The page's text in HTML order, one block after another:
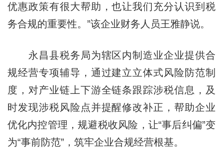
优惠政策有很大帮助，也让我们充分认识到税
务合规的重要性。”该企业财务人员王雅静说。
永昌县税务局为辖区内制造业企业提供合
规经营专项辅导，通过建立立体式风险防范制
度，对产业链上下游全链条跟踪涉税信息，及
时发现涉税风险点并提醒修改补正，帮助企业
优化内控管理，规避税收风险，让“事后纠偏”变
为“事前防范”，筑牢企业合规经营根基。